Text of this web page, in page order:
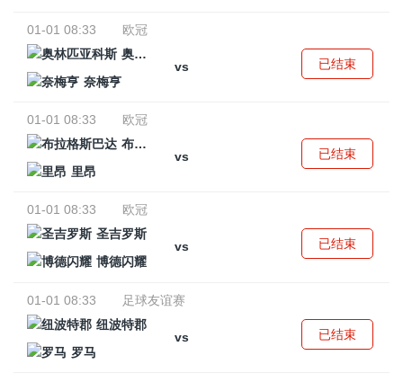
01-01 08:33
欧冠
奥林匹亚科斯
vs
奈梅亨
已结束
01-01 08:33
欧冠
布拉格斯巴达
vs
里昂
已结束
01-01 08:33
欧冠
圣吉罗斯
vs
博德闪耀
已结束
01-01 08:33
足球友谊赛
纽波特郡
vs
罗马
已结束